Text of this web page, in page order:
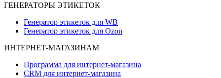
ГЕНЕРАТОРЫ ЭТИКЕТОК
Генератор этикеток для WB
Генератор этикеток для Ozon
ИНТЕРНЕТ-МАГАЗИНАМ
Программа для интернет-магазина
CRM для интернет-магазина